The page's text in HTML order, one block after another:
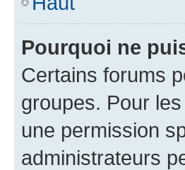
Pourquoi ne
Certains forums
groupes. Pour
une permission
administrateurs